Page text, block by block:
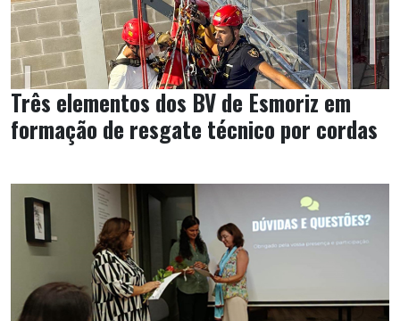
Três elementos dos BV de Esmoriz em
formação de resgate técnico por cordas